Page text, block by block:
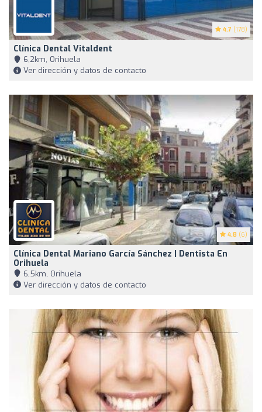
4.7 (178)
Clínica Dental Vitaldent
6,2km, Orihuela
Ver dirección y datos de contacto
4.8 (6)
Clínica Dental Mariano García Sánchez | Dentista En
Orihuela
6,5km, Orihuela
Ver dirección y datos de contacto